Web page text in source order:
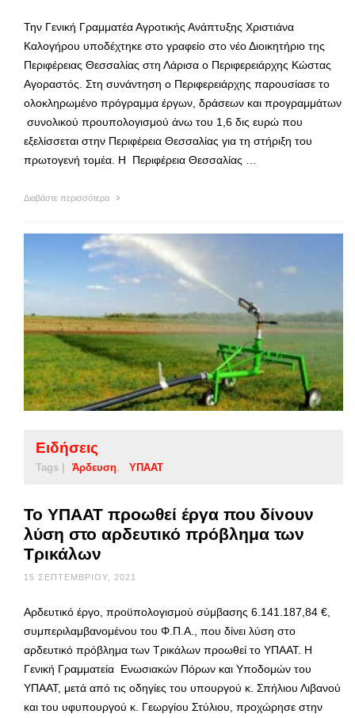
Την Γενική Γραμματέα Αγροτικής Ανάπτυξης Χριστιάνα
Καλογήρου υποδέχτηκε στο γραφείο στο νέο Διοικητήριο της
Περιφέρειας Θεσσαλίας στη Λάρισα ο Περιφερειάρχης Κώστας
Αγοραστός. Στη συνάντηση ο Περιφερειάρχης παρουσίασε το
ολοκληρωμένο πρόγραμμα έργων, δράσεων και προγραμμάτων
συνολικού προυπολογισμού άνω του 1,6 δις ευρώ που
εξελίσσεται στην Περιφέρεια Θεσσαλίας για τη στήριξη του
πρωτογενή τομέα. Η Περιφέρεια Θεσσαλίας …
Διαβάστε περισσότερα
Ειδήσεις
Tags | Άρδευση ΥΠΑΑΤ
Το ΥΠΑΑΤ προωθεί έργα που δίνουν
λύση στο αρδευτικό πρόβλημα των
Τρικάλων
15 ΣΕΠΤΕΜΒΡΊΟΥ, 2021
Αρδευτικό έργο, προϋπολογισμού σύμβασης 6.141.187,84 €,
συμπεριλαμβανομένου του Φ.Π.Α., που δίνει λύση στο
αρδευτικό πρόβλημα των Τρικάλων προωθεί το ΥΠΑΑΤ. Η
Γενική Γραμματεία Ενωσιακών Πόρων και Υποδομών του
ΥΠΑΑΤ, μετά από τις οδηγίες του υπουργού κ. Σπήλιου Λιβανού
και του υφυπουργού κ. Γεωργίου Στύλιου, προχώρησε στην